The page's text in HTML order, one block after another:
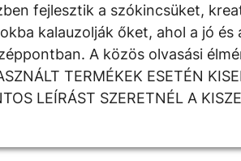
fejlesztik a szókincsüket,
kalauzolják őket, ahol a jó
A közös olvasási
TERMÉKEK ESETÉN
LEÍRÁST SZERETNÉL A